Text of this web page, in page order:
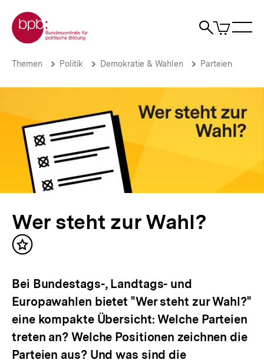
zum
Seiteninhalt
springen
Zur Startseite der bpb
Suche
Artikel
im
Wer
zur
bpb.de
Brotkrümelnavigation
Pfadnavigation
Themen Politik Demokratie & Wahlen Parteien
Wer steht zur Wahl?
Inhalt
Bei Bundestags-, Landtags- und
Europawahlen bietet "Wer steht zur Wahl?"
eine kompakte Übersicht: Welche Parteien
treten an? Welche Positionen zeichnen die
Parteien aus? Und was sind die